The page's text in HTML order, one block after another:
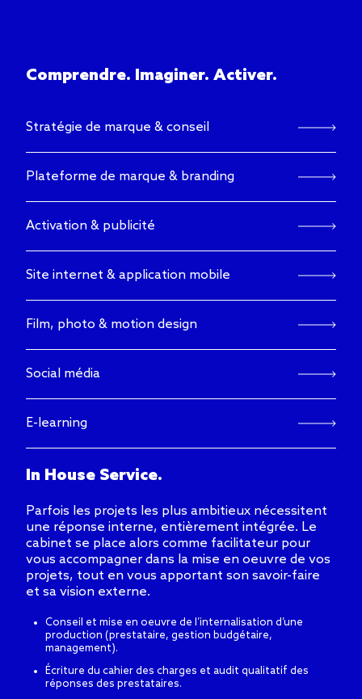
Comprendre. Imaginer. Activer.
Stratégie de marque & conseil
Plateforme de marque & branding
Activation & publicité
Site internet & application mobile
Film, photo & motion design
Social média
E-learning
In House Service.
Parfois les projets les plus ambitieux nécessitent
une réponse interne, entièrement intégrée. Le
cabinet se place alors comme facilitateur pour
vous accompagner dans la mise en oeuvre de vos
projets, tout en vous apportant son savoir-faire
et sa vision externe.
Conseil et mise en oeuvre de l’internalisation d’une
production (prestataire, gestion budgétaire,
management).
Écriture du cahier des charges et audit qualitatif des
réponses des prestataires.